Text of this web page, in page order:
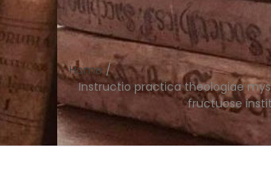
Home/
Instructio practica theologiae
fructuose